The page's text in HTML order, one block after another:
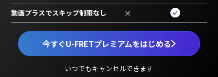
今すぐU-FRETプレミアムをはじめる
いつでもキャンセルできます
動画プラスでスキップ制限なし ×